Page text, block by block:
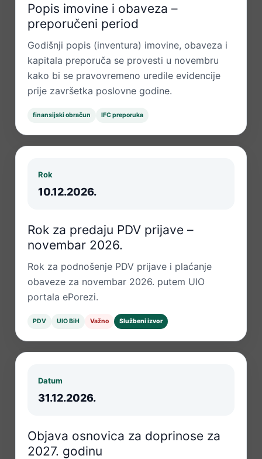
Popis imovine i obaveza –
preporučeni period
Godišnji popis (inventura) imovine, obaveza i
kapitala preporuča se provesti u novembru
kako bi se pravovremeno uredile evidencije
prije završetka poslovne godine.
finansijski obračun IFC preporuka
Rok
10.12.2026.
Rok za predaju PDV prijave –
novembar 2026.
Rok za podnošenje PDV prijave i plaćanje
obaveze za novembar 2026. putem UIO
portala ePorezi.
PDV UIO BiH Važno Službeni izvor
Datum
31.12.2026.
Objava osnovica za doprinose za
2027. godinu